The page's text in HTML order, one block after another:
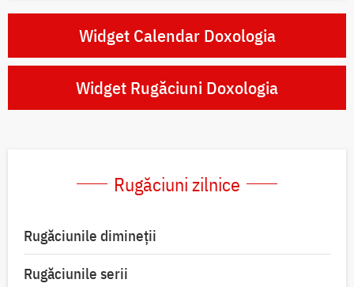
Widget Calendar Doxologia
Widget Rugăciuni Doxologia
Rugăciuni zilnice
Rugăciunile dimineții
Rugăciunile serii